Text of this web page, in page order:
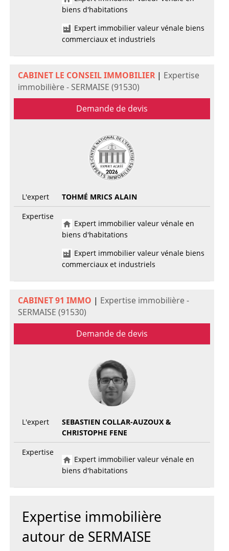
biens d'habitations
Expert immobilier valeur vénale biens
commerciaux et industriels
CABINET LE CONSEIL IMMOBILIER| Expertise
immobilière - SERMAISE (91530)
Demande de devis
L'expert
TOHMÉ MRICS ALAIN
Expertise
Expert immobilier valeur vénale en
biens d'habitations
Expert immobilier valeur vénale biens
commerciaux et industriels
CABINET 91 IMMO | Expertise immobilière -
SERMAISE (91530)
Demande de devis
L'expert
SEBASTIEN COLLAR-AUZOUX &
CHRISTOPHE FENE
Expertise
Expert immobilier valeur vénale en
biens d'habitations
Expertise immobilière
autour de SERMAISE